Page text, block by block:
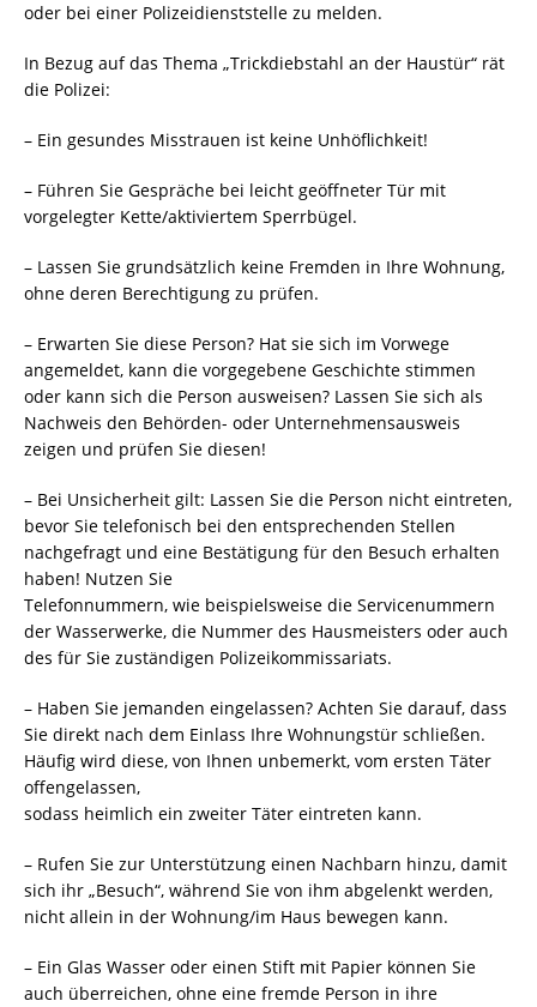
oder bei einer Polizeidienststelle zu melden.
In Bezug auf das Thema „Trickdiebstahl an der Haustür“ rät
die Polizei:
– Ein gesundes Misstrauen ist keine Unhöflichkeit!
– Führen Sie Gespräche bei leicht geöffneter Tür mit
vorgelegter Kette/aktiviertem Sperrbügel.
– Lassen Sie grundsätzlich keine Fremden in Ihre Wohnung,
ohne deren Berechtigung zu prüfen.
– Erwarten Sie diese Person? Hat sie sich im Vorwege
angemeldet, kann die vorgegebene Geschichte stimmen
oder kann sich die Person ausweisen? Lassen Sie sich als
Nachweis den Behörden- oder Unternehmensausweis
zeigen und prüfen Sie diesen!
– Bei Unsicherheit gilt: Lassen Sie die Person nicht eintreten,
bevor Sie telefonisch bei den entsprechenden Stellen
nachgefragt und eine Bestätigung für den Besuch erhalten
haben! Nutzen Sie
Telefonnummern, wie beispielsweise die Servicenummern
der Wasserwerke, die Nummer des Hausmeisters oder auch
des für Sie zuständigen Polizeikommissariats.
– Haben Sie jemanden eingelassen? Achten Sie darauf, dass
Sie direkt nach dem Einlass Ihre Wohnungstür schließen.
Häufig wird diese, von Ihnen unbemerkt, vom ersten Täter
offengelassen,
sodass heimlich ein zweiter Täter eintreten kann.
– Rufen Sie zur Unterstützung einen Nachbarn hinzu, damit
sich ihr „Besuch“, während Sie von ihm abgelenkt werden,
nicht allein in der Wohnung/im Haus bewegen kann.
– Ein Glas Wasser oder einen Stift mit Papier können Sie
auch überreichen, ohne eine fremde Person in ihre